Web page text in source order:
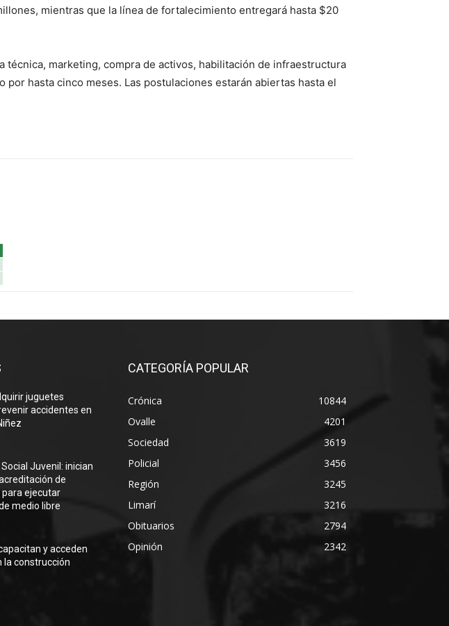
mientras que la línea de fortalecimiento entregará hasta $20
marketing, compra de activos, habilitación de infraestructura
hasta cinco meses. Las postulaciones estarán abiertas hasta el
juguetes
accidentes en
Juvenil: inician
de
ejecutar
medio libre
y acceden
la construcción
CATEGORÍA POPULAR
Crónica
10844
Ovalle
4201
Sociedad
3619
Policial
3456
Región
3245
Limarí
3216
Obituarios
2794
Opinión
2342